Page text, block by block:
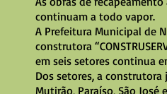
continuam a todo vapor.
A Prefeitura Municipal de
construtora
em seis setores continua
Dos setores, a
Mutirão, Paraíso, São José